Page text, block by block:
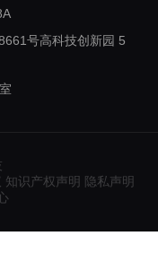
号高科技创新园 5
兴大厦317
知识产权声明 隐私声明